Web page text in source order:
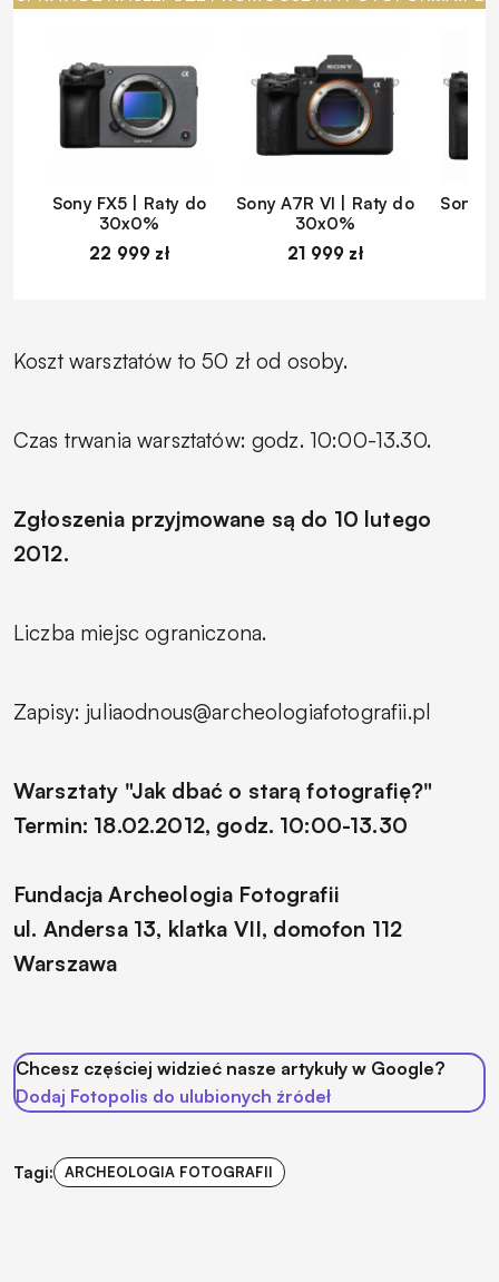
Sony FX5 | Raty do
30x0%
22 999 zł
Sony A7R VI | Raty do
30x0%
21 999 zł
Sony
Koszt warsztatów to 50 zł od osoby.
Czas trwania warsztatów: godz. 10:00-13.30.
Zgłoszenia przyjmowane są do 10 lutego
2012.
Liczba miejsc ograniczona.
Zapisy: juliaodnous@archeologiafotografii.pl
Warsztaty "Jak dbać o starą fotografię?"
Termin: 18.02.2012, godz. 10:00-13.30
Fundacja Archeologia Fotografii
ul. Andersa 13, klatka VII, domofon 112
Warszawa
Chcesz częściej widzieć nasze artykuły w Google?
Dodaj Fotopolis do ulubionych źródeł
Tagi: ARCHEOLOGIA FOTOGRAFII